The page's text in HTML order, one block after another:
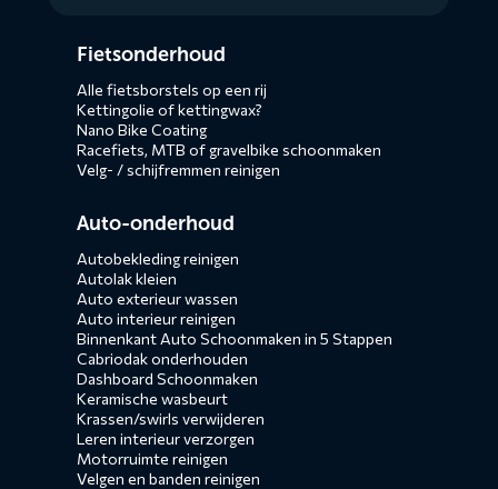
menusFietsonderhoud
Alle fietsborstels op een rij
Kettingolie of kettingwax?
Nano Bike Coating
Racefiets, MTB of gravelbike schoonmaken
Velg- / schijfremmen reinigen
Auto-onderhoud
Autobekleding reinigen
Autolak kleien
Auto exterieur wassen
Auto interieur reinigen
Binnenkant Auto Schoonmaken in 5 Stappen
Cabriodak onderhouden
Dashboard Schoonmaken
Keramische wasbeurt
Krassen/swirls verwijderen
Leren interieur verzorgen
Motorruimte reinigen
Velgen en banden reinigen